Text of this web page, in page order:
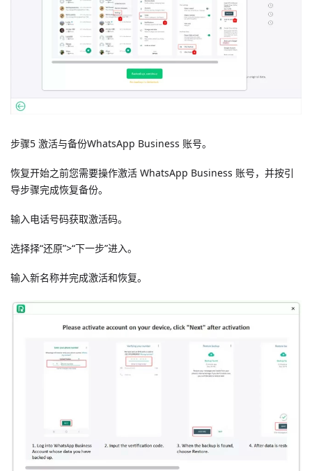
步骤5 激活与备份WhatsApp Business 账号。
恢复开始之前您需要操作激活 WhatsApp Business 账号，并按引
导步骤完成恢复备份。
输入电话号码获取激活码。
选择择“还原”>“下一步”进入。
输入新名称并完成激活和恢复。